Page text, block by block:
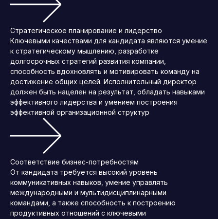
Стратегическое планирование и лидерство
Ключевыми качествами для кандидата являются умение
к стратегическому мышлению, разработке
долгосрочных стратегий развития компании,
способность вдохновлять и мотивировать команду на
достижение общих целей. Исполнительный директор
должен быть нацелен на результат, обладать навыками
эффективного лидерства и умением построения
эффективной организационной структур
Соответствие бизнес-потребностям
От кандидата требуется высокий уровень
коммуникативных навыков, умение управлять
международными и мультидисциплинарными
командами, а также способность к построению
продуктивных отношений с ключевыми